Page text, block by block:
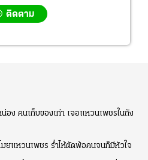
ติดตาม
อง คนเก็บของเก่า เจอแหวนเพชรในถัง
ยแหวนเพชร ร่ำไห้ตัดพ้อคนจนก็มีหัวใจ